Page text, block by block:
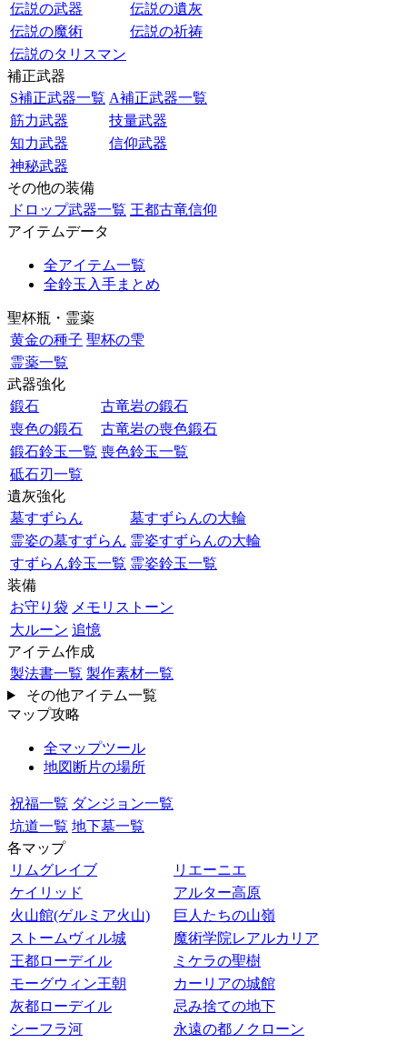
伝説の武器
伝説の遺灰
伝説の魔術
伝説の祈祷
伝説のタリスマン
補正武器
S補正武器一覧 A補正武器一覧
筋力武器
技量武器
知力武器
信仰武器
神秘武器
その他の装備
ドロップ武器一覧 王都古竜信仰
アイテムデータ
全アイテム一覧
全鈴玉入手まとめ
聖杯瓶・霊薬
黄金の種子 聖杯の雫
霊薬一覧
武器強化
鍛石
古竜岩の鍛石
喪色の鍛石
古竜岩の喪色鍛石
鍛石鈴玉一覧 喪色鈴玉一覧
砥石刃一覧
遺灰強化
墓すずらん
墓すずらんの大輪
霊姿の墓すずらん 霊姿すずらんの大輪
すずらん鈴玉一覧 霊姿鈴玉一覧
装備
お守り袋 メモリストーン
大ルーン 追憶
アイテム作成
製法書一覧 製作素材一覧
その他アイテム一覧
マップ攻略
全マップツール
地図断片の場所
祝福一覧 ダンジョン一覧
坑道一覧 地下墓一覧
各マップ
リムグレイブ
リエーニエ
ケイリッド
アルター高原
火山館(ゲルミア火山)
巨人たちの山嶺
ストームヴィル城
魔術学院レアルカリア
王都ローデイル
ミケラの聖樹
モーグウィン王朝
カーリアの城館
灰都ローデイル
忌み捨ての地下
シーフラ河
永遠の都ノクローン